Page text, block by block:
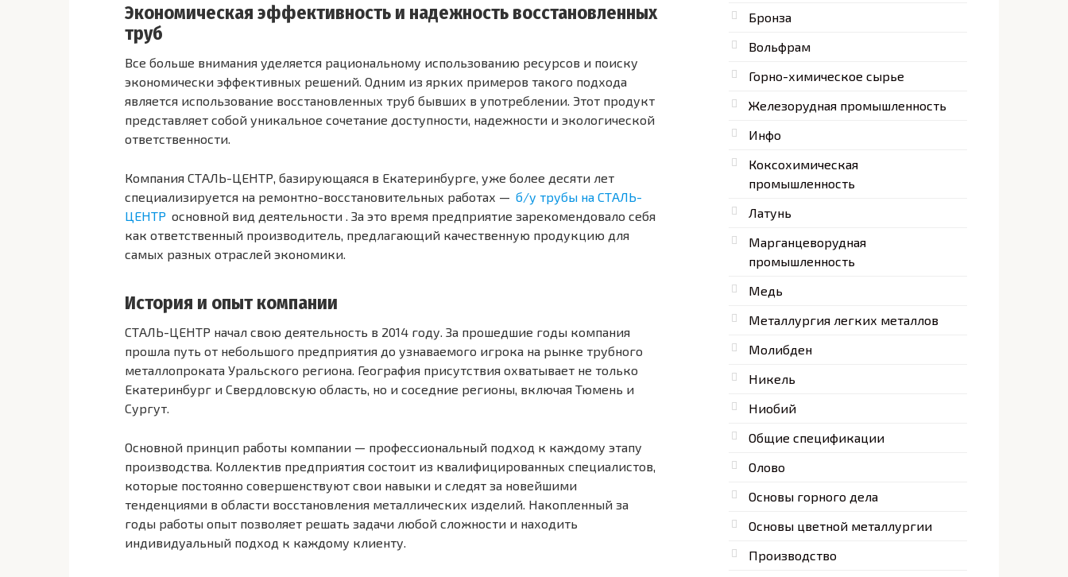
Экономическая эффективность и надежность восстановленных
труб
Все больше внимания уделяется рациональному использованию ресурсов и поиску
экономически эффективных решений. Одним из ярких примеров такого подхода
является использование восстановленных труб бывших в употреблении. Этот продукт
представляет собой уникальное сочетание доступности, надежности и экологической
ответственности.
Компания СТАЛЬ-ЦЕНТР, базирующаяся в Екатеринбурге, уже более десяти лет
специализируется на ремонтно-восстановительных работах — б/у трубы на СТАЛЬ-
ЦЕНТР основной вид деятельности . За это время предприятие зарекомендовало себя
как ответственный производитель, предлагающий качественную продукцию для
самых разных отраслей экономики.
История и опыт компании
СТАЛЬ-ЦЕНТР начал свою деятельность в 2014 году. За прошедшие годы компания
прошла путь от небольшого предприятия до узнаваемого игрока на рынке трубного
металлопроката Уральского региона. География присутствия охватывает не только
Екатеринбург и Свердловскую область, но и соседние регионы, включая Тюмень и
Сургут.
Основной принцип работы компании — профессиональный подход к каждому этапу
производства. Коллектив предприятия состоит из квалифицированных специалистов,
которые постоянно совершенствуют свои навыки и следят за новейшими
тенденциями в области восстановления металлических изделий. Накопленный за
годы работы опыт позволяет решать задачи любой сложности и находить
индивидуальный подход к каждому клиенту.
Бронза
Вольфрам
Горно-химическое сырье
Железорудная промышленность
Инфо
Коксохимическая
промышленность
Латунь
Марганцеворудная
промышленность
Медь
Металлургия легких металлов
Молибден
Никель
Ниобий
Общие спецификации
Олово
Основы горного дела
Основы цветной металлургии
Производство